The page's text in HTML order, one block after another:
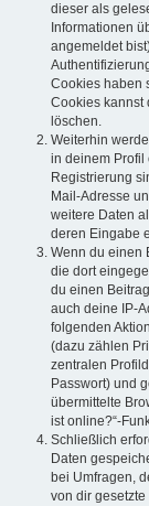
dieser als
Informationen
angemeldet
Cookies haben
Cookies kannst
löschen.
Weiterhin
in deinem Profil
Registrierung
Mail-Adresse
weitere Daten
deren Eingabe
Wenn du einen
die dort
du einen
auch deine IP-
folgenden
(dazu zählen
zentralen
Passwort) und
übermittelte
ist online?“-
Schließlich
Daten
bei Umfragen,
von dir